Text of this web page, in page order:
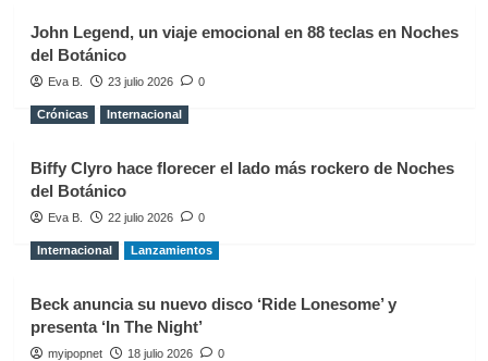
John Legend, un viaje emocional en 88 teclas en Noches
del Botánico
Eva B. 23 julio 2026 0
Crónicas Internacional
Biffy Clyro hace florecer el lado más rockero de Noches
del Botánico
Eva B. 22 julio 2026 0
Internacional Lanzamientos
Beck anuncia su nuevo disco ‘Ride Lonesome’ y
presenta ‘In The Night’
myipopnet 18 julio 2026 0